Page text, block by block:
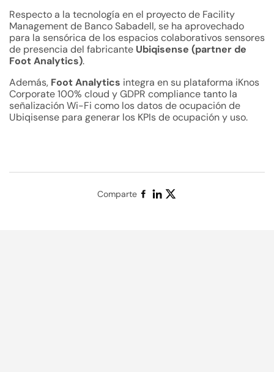
Respecto a la tecnología en el proyecto de Facility
Management de Banco Sabadell, se ha aprovechado
para la sensórica de los espacios colaborativos sensores
de presencia del fabricante Ubiqisense (partner de
Foot Analytics).
Además, Foot Analytics integra en su plataforma iKnos
Corporate 100% cloud y GDPR compliance tanto la
señalización Wi-Fi como los datos de ocupación de
Ubiqisense para generar los KPIs de ocupación y uso.
Comparte